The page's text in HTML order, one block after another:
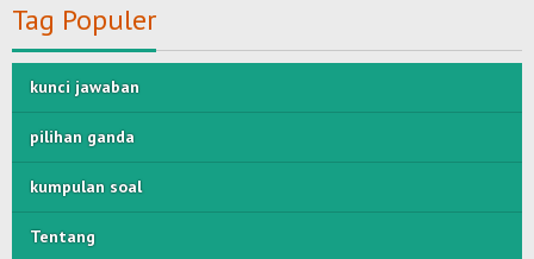
Tag Populer
kunci jawaban
pilihan ganda
kumpulan soal
Tentang